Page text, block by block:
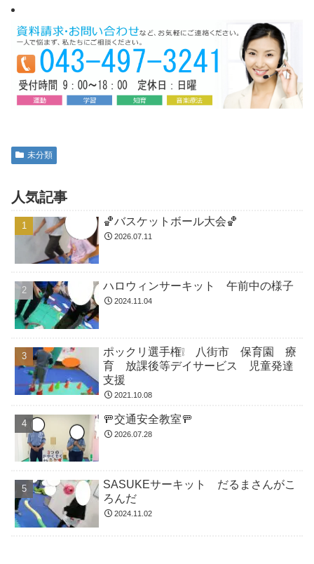
未分類
人気記事
🏀バスケットボール大会🏀
2026.07.11
ハロウィンサーキット 午前中の様子
2024.11.04
ポックリ選手権❕ 八街市 保育園 療
育 放課後等デイサービス 児童発達
支援
2021.10.08
🚥交通安全教室🚥
2026.07.28
SASUKEサーキット だるまさんがこ
ろんだ
2024.11.02